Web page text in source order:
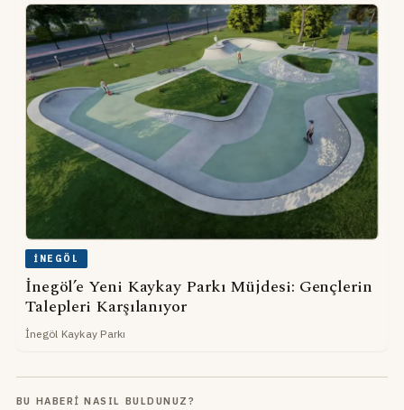
İNEGÖL
İnegöl’e Yeni Kaykay Parkı Müjdesi: Gençlerin
Talepleri Karşılanıyor
İnegöl Kaykay Parkı
BU HABERI NASIL BULDUNUZ?